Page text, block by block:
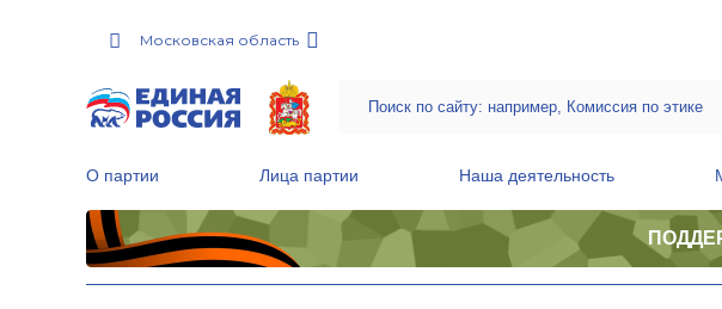
Московская область
О партии Лица партии Наша деятельность